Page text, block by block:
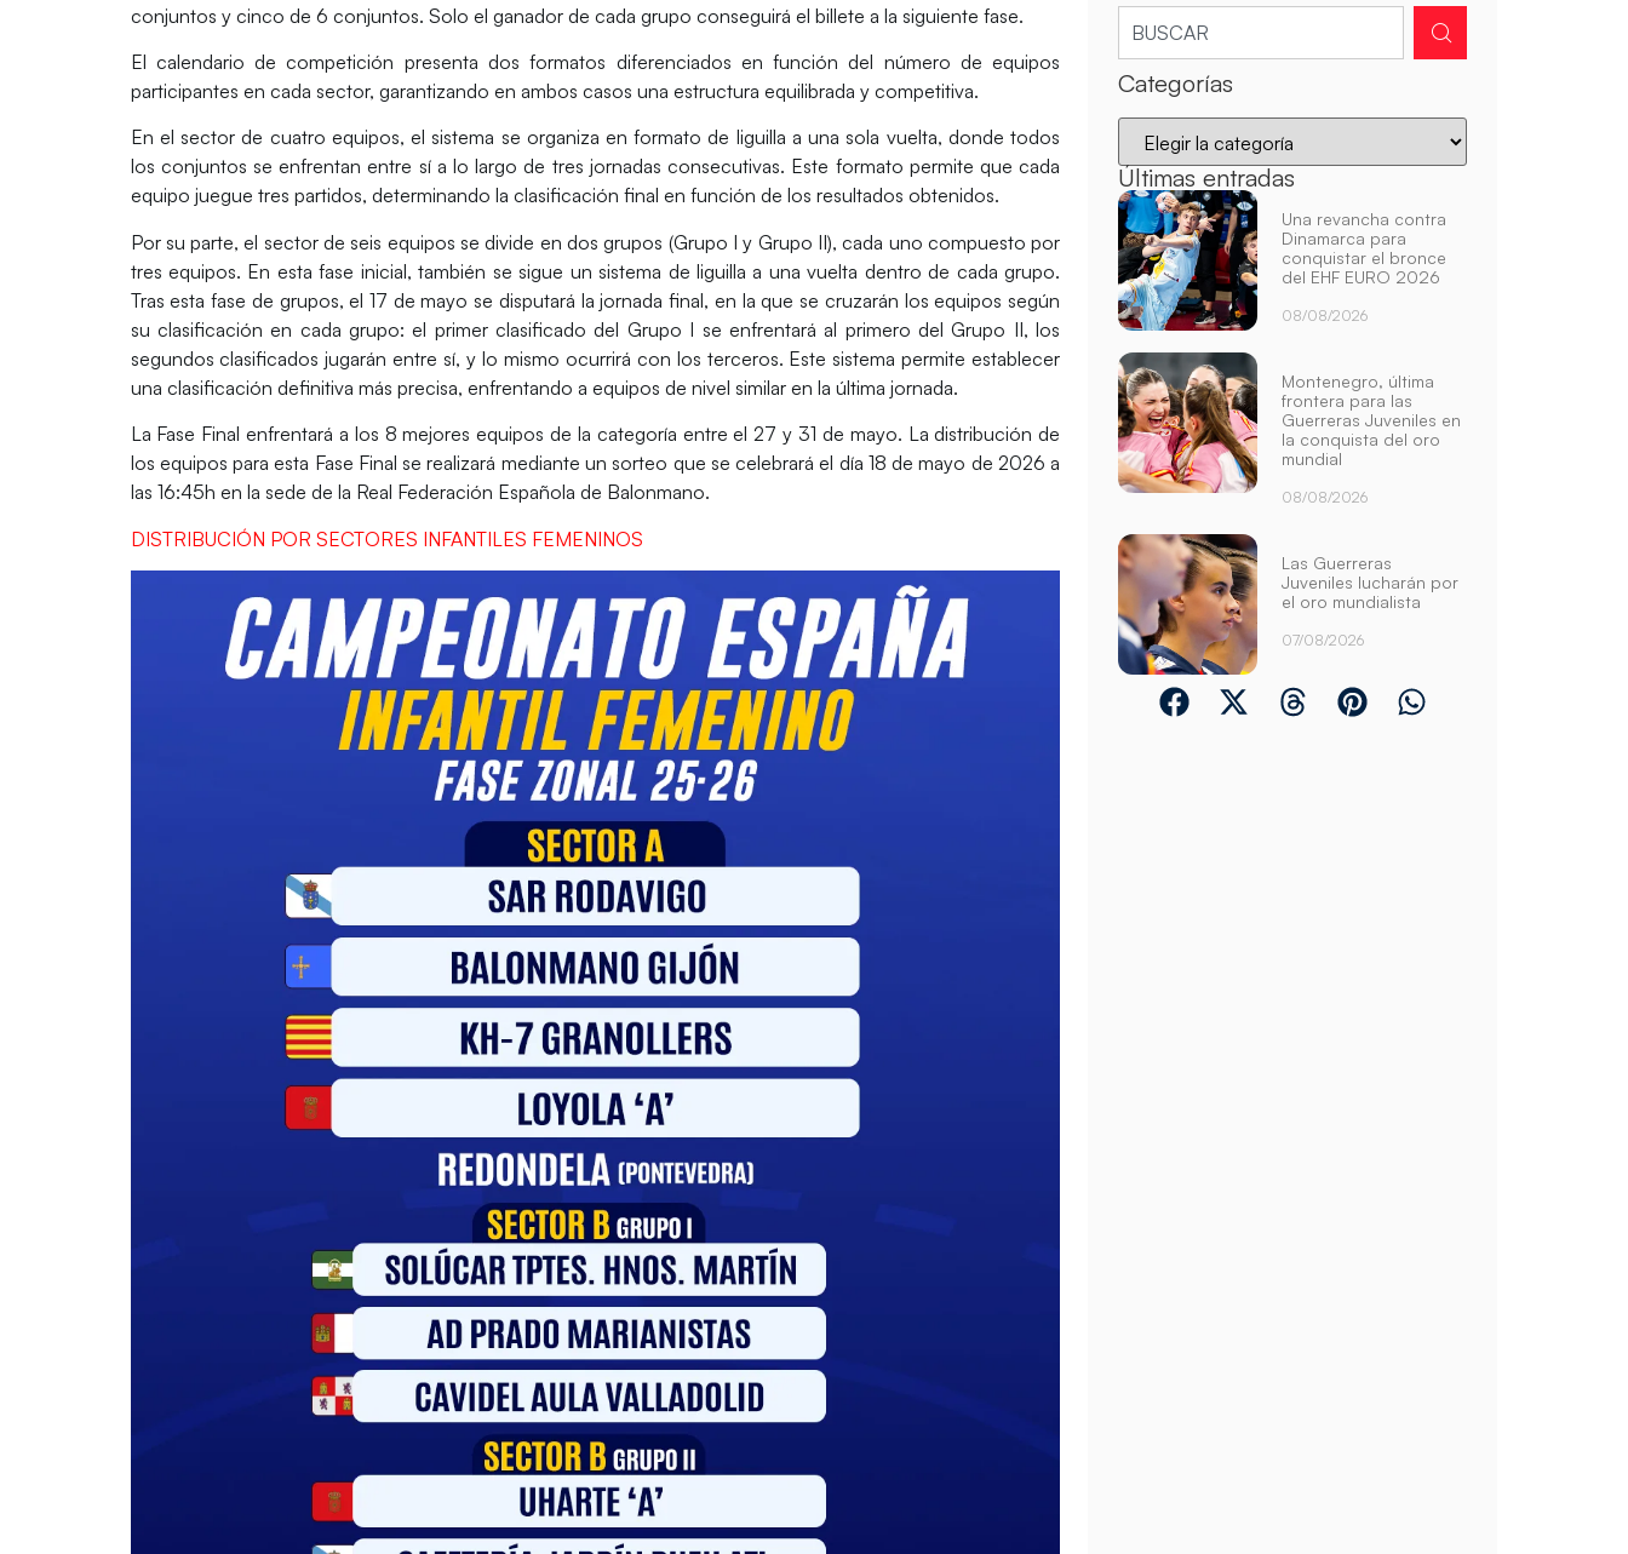
conjuntos y cinco de 6 conjuntos. Solo el ganador de cada grupo conseguirá el billete a la siguiente fase.
El calendario de competición presenta dos formatos diferenciados en función del número de equipos
participantes en cada sector, garantizando en ambos casos una estructura equilibrada y competitiva.
En el sector de cuatro equipos, el sistema se organiza en formato de liguilla a una sola vuelta, donde todos
los conjuntos se enfrentan entre sí a lo largo de tres jornadas consecutivas. Este formato permite que cada
equipo juegue tres partidos, determinando la clasificación final en función de los resultados obtenidos.
Por su parte, el sector de seis equipos se divide en dos grupos (Grupo I y Grupo II), cada uno compuesto por
tres equipos. En esta fase inicial, también se sigue un sistema de liguilla a una vuelta dentro de cada grupo.
Tras esta fase de grupos, el 17 de mayo se disputará la jornada final, en la que se cruzarán los equipos según
su clasificación en cada grupo: el primer clasificado del Grupo I se enfrentará al primero del Grupo II, los
segundos clasificados jugarán entre sí, y lo mismo ocurrirá con los terceros. Este sistema permite establecer
una clasificación definitiva más precisa, enfrentando a equipos de nivel similar en la última jornada.
La Fase Final enfrentará a los 8 mejoresequipos de la categoría entre el27 y 31 de mayo. Ladistribución de
los equipos para esta Fase Final se realizará mediante un sorteo que se celebrará el día 18 de mayo de 2026 a
las 16:45h en la sede de la Real Federación Española de Balonmano.
DISTRIBUCIÓN POR SECTORES INFANTILES FEMENINOS
Categorías
Últimas entradas
Una revancha contra
Dinamarca para
conquistar el bronce
del EHF EURO 2026
08/08/2026
Montenegro, última
frontera para las
Guerreras Juveniles en
la conquista del oro
mundial
08/08/2026
Las Guerreras
Juveniles lucharán por
el oro mundialista
07/08/2026